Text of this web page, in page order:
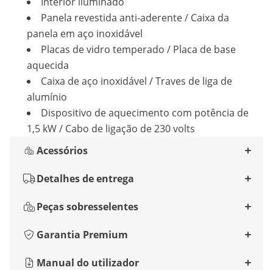
Panela revestida anti-aderente / Caixa da
panela em aço inoxidável
Placas de vidro temperado / Placa de base
aquecida
Caixa de aço inoxidável / Traves de liga de
alumínio
Dispositivo de aquecimento com potência de
1,5 kW / Cabo de ligação de 230 volts
Acessórios
Detalhes de entrega
Peças sobresselentes
Garantia Premium
Manual do utilizador